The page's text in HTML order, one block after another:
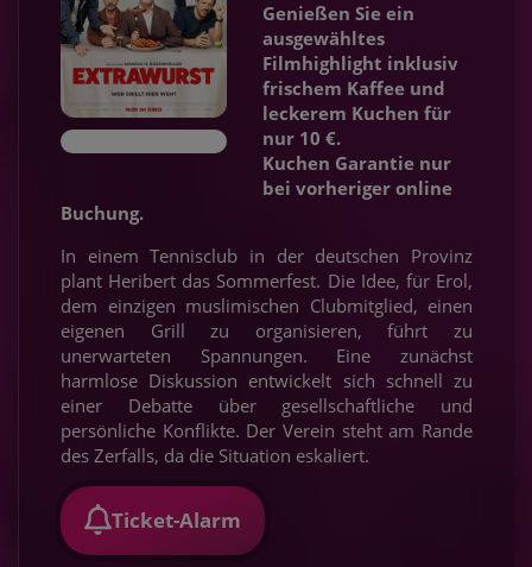
Genießen Sie ein
ausgewähltes
Filmhighlight inklusiv
frischem Kaffee und
leckerem Kuchen für
nur 10 €.
Kuchen Garantie nur
bei vorheriger online
Buchung.
In einem Tennisclub in der deutschen Provinz
plant Heribert das Sommerfest. Die Idee, für Erol,
dem einzigen muslimischen Clubmitglied, einen
eigenen Grill zu organisieren, führt zu
unerwarteten Spannungen. Eine zunächst
harmlose Diskussion entwickelt sich schnell zu
einer Debatte über gesellschaftliche und
persönliche Konflikte. Der Verein steht am Rande
des Zerfalls, da die Situation eskaliert.
Ticket-Alarm